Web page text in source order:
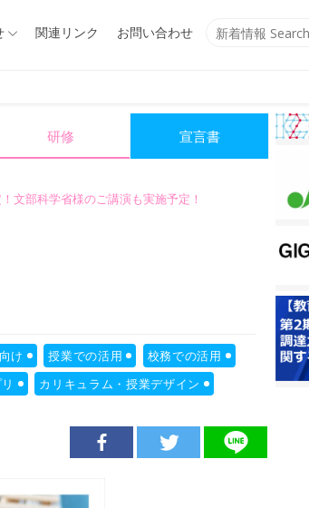
Search
関連リンク お問い合わせ
研修 宣言書
文部科学省様のご講演も実施予定！
け 授業での活用
校務での活用
カリキュラム・授業デザイン